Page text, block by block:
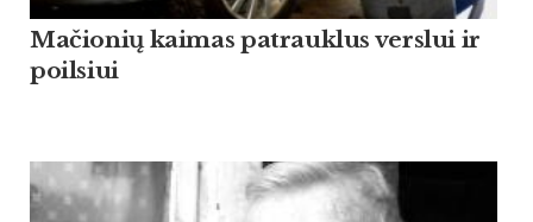
Mačionių kaimas patrauklus verslui ir
poilsiui